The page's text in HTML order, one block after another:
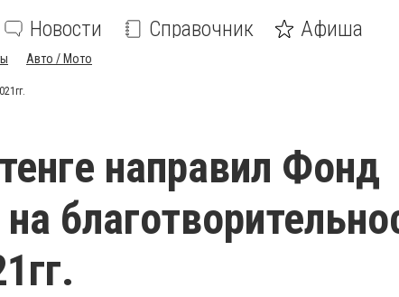
Новости Справочник Афиша
Авто / Мото
направил Фонд